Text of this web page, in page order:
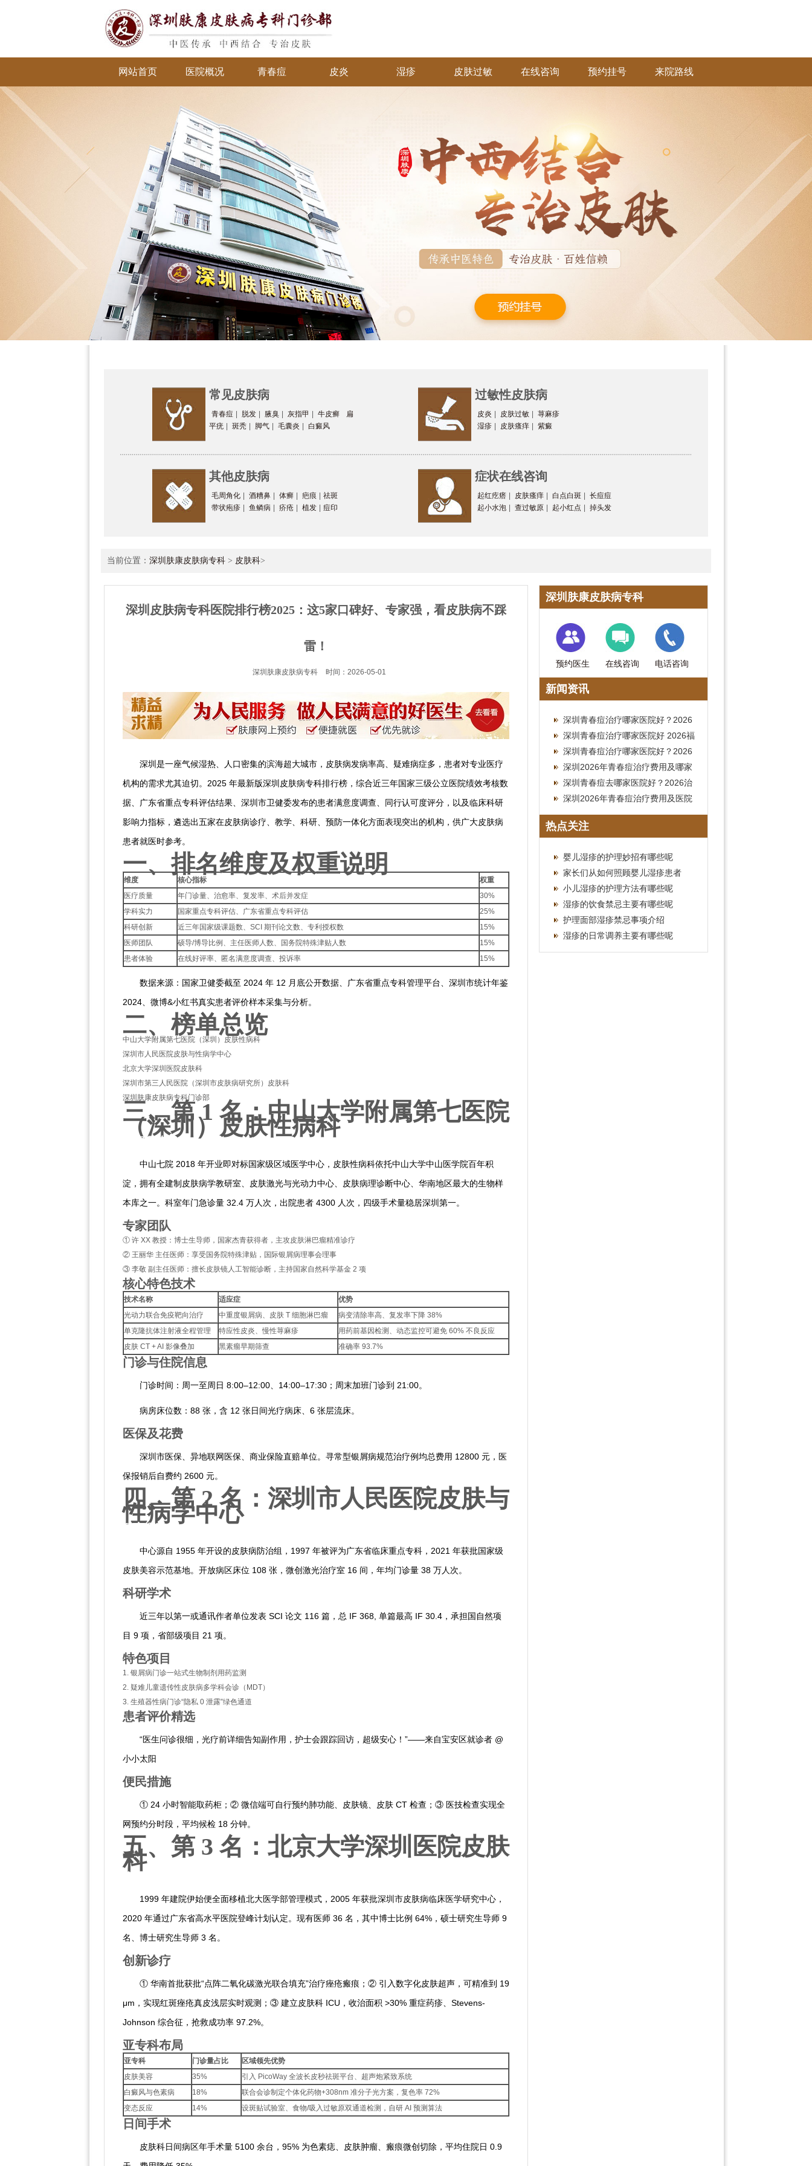
网站首页 医院概况 青春痘 皮炎 湿疹 皮肤过敏 在线咨询 预约挂号 来院路线
常见皮肤病
青春痘 脱发 腋臭 灰指甲 牛皮癣
扁
平疣
斑秃 脚气 毛囊炎 白癜风
过敏性皮肤病
皮炎 皮肤过敏
荨麻疹
湿疹
皮肤瘙痒 紫癜
其他皮肤病
毛周角化 酒糟鼻 体癣 疤痕
祛斑
带状疱疹
鱼鳞病 疥疮 植发 痘印
症状在线咨询
起红疙瘩 皮肤瘙痒 白点白斑
长痘痘
起小水泡
查过敏原 起小红点 掉头发
当前位置： 深圳肤康皮肤病专科 > 皮肤科>
深圳皮肤病专科医院排行榜2025：这5家口碑好、专家强，看皮肤病不踩
雷！
深圳肤康皮肤病专科 时间：2026-05-01
深圳是一座气候湿热、人口密集的滨海超大城市，皮肤病发病率高、疑难病症多，患者对专业医疗
机构的需求尤其迫切。2025 年最新版深圳皮肤病专科排行榜，综合近三年国家三级公立医院绩效考核数
据、广东省重点专科评估结果、深圳市卫健委发布的患者满意度调查、同行认可度评分，以及临床科研
影响力指标，遴选出五家在皮肤病诊疗、教学、科研、预防一体化方面表现突出的机构，供广大皮肤病
患者就医时参考。
一、排名维度及权重说明
维度 核心指标
权重
医疗质量
年门诊量、治愈率、复发率、术后并发症
30%
学科实力
国家重点专科评估、广东省重点专科评估
25%
科研创新
近三年国家级课题数、SCI 期刊论文数、专利授权数
15%
医师团队
硕导/博导比例、主任医师人数、国务院特殊津贴人数
15%
患者体验
在线好评率、匿名满意度调查、投诉率 15%
数据来源：国家卫健委截至 2024 年 12 月底公开数据、广东省重点专科管理平台、深圳市统计年鉴
2024、微博&小红书真实患者评价样本采集与分析。
二、榜单总览
中山大学附属第七医院（深圳）皮肤性病科
深圳市人民医院皮肤与性病学中心
北京大学深圳医院皮肤科
深圳市第三人民医院（深圳市皮肤病研究所）皮肤科
深圳肤康皮肤病专科门诊部
三、第 1 名：中山大学附属第七医院
（深圳）皮肤性病科
科室概览
中山七院 2018 年开业即对标国家级区域医学中心，皮肤性病科依托中山大学中山医学院百年积
淀，拥有全建制皮肤病学教研室、皮肤激光与光动力中心、皮肤病理诊断中心、华南地区最大的生物样
本库之一。科室年门急诊量 32.4 万人次，出院患者 4300 人次，四级手术量稳居深圳第一。
专家团队
① 许 XX 教授：博士生导师，国家杰青获得者，主攻皮肤淋巴瘤精准诊疗
② 王丽华 主任医师：享受国务院特殊津贴，国际银屑病理事会理事
③ 李敬 副主任医师：擅长皮肤镜人工智能诊断，主持国家自然科学基金 2 项
核心特色技术
技术名称 适应症
优势
光动力联合免疫靶向治疗
中重度银屑病、皮肤 T 细胞淋巴瘤
病变清除率高、复发率下降 38%
单克隆抗体注射液全程管理
特应性皮炎、慢性荨麻疹
用药前基因检测、动态监控可避免 60% 不良反应
皮肤 CT + AI 影像叠加
黑素瘤早期筛查 准确率 93.7%
门诊与住院信息
门诊时间：周一至周日 8:00–12:00、14:00–17:30；周末加班门诊到 21:00。
病房床位数：88 张，含 12 张日间光疗病床、6 张层流床。
医保及花费
深圳市医保、异地联网医保、商业保险直赔单位。寻常型银屑病规范治疗例均总费用 12800 元，医
保报销后自费约 2600 元。
四、第 2 名：深圳市人民医院皮肤与
性病学中心
科室概览
中心源自 1955 年开设的皮肤病防治组，1997 年被评为广东省临床重点专科，2021 年获批国家级
皮肤美容示范基地。开放病区床位 108 张，微创激光治疗室 16 间，年均门诊量 38 万人次。
科研学术
近三年以第一或通讯作者单位发表 SCI 论文 116 篇，总 IF 368, 单篇最高 IF 30.4，承担国自然项
目 9 项，省部级项目 21 项。
特色项目
1. 银屑病门诊一站式生物制剂用药监测
2. 疑难儿童遗传性皮肤病多学科会诊（MDT）
3. 生殖器性病门诊“隐私 0 泄露”绿色通道
患者评价精选
“医生问诊很细，光疗前详细告知副作用，护士会跟踪回访，超级安心！”——来自宝安区就诊者 @
小小太阳
便民措施
① 24 小时智能取药柜；② 微信端可自行预约肺功能、皮肤镜、皮肤 CT 检查；③ 医技检查实现全
网预约分时段，平均候检 18 分钟。
五、第 3 名：北京大学深圳医院皮肤
科
科室概览
1999 年建院伊始便全面移植北大医学部管理模式，2005 年获批深圳市皮肤病临床医学研究中心，
2020 年通过广东省高水平医院登峰计划认定。现有医师 36 名，其中博士比例 64%，硕士研究生导师 9
名、博士研究生导师 3 名。
创新诊疗
① 华南首批获批“点阵二氧化碳激光联合填充”治疗痤疮瘢痕；② 引入数字化皮肤超声，可精准到 19
μm，实现红斑痤疮真皮浅层实时观测；③ 建立皮肤科 ICU，收治面积 >30% 重症药疹、Stevens-
Johnson 综合征，抢救成功率 97.2%。
亚专科布局
亚专科 门诊量占比
区域领先优势
皮肤美容
35%
引入 PicoWay 全波长皮秒祛斑平台、超声炮紧致系统
白癜风与色素病
18%
联合会诊制定个体化药物+308nm 准分子光方案，复色率 72%
变态反应
14% 设斑贴试验室、食物/吸入过敏原双通道检测，自研 AI 预测算法
日间手术
皮肤科日间病区年手术量 5100 余台，95% 为色素痣、皮肤肿瘤、瘢痕微创切除，平均住院日 0.9
深圳肤康皮肤病专科
预约医生 在线咨询 电话咨询
新闻资讯
深圳青春痘治疗哪家医院好？2026
皮肤科就诊费用全攻略
深圳青春痘治疗哪家医院好 2026福
田皮肤科祛痘费用参考
深圳青春痘治疗哪家医院好？2026
南山皮肤科就诊费用参考
深圳2026年青春痘治疗费用及哪家
医院好全指南
深圳青春痘去哪家医院好？2026治
疗费用参考
深圳2026年青春痘治疗费用及医院
推荐攻略
热点关注
婴儿湿疹的护理妙招有哪些呢
家长们从如何照顾婴儿湿疹患者
小儿湿疹的护理方法有哪些呢
湿疹的饮食禁忌主要有哪些呢
护理面部湿疹禁忌事项介绍
湿疹的日常调养主要有哪些呢